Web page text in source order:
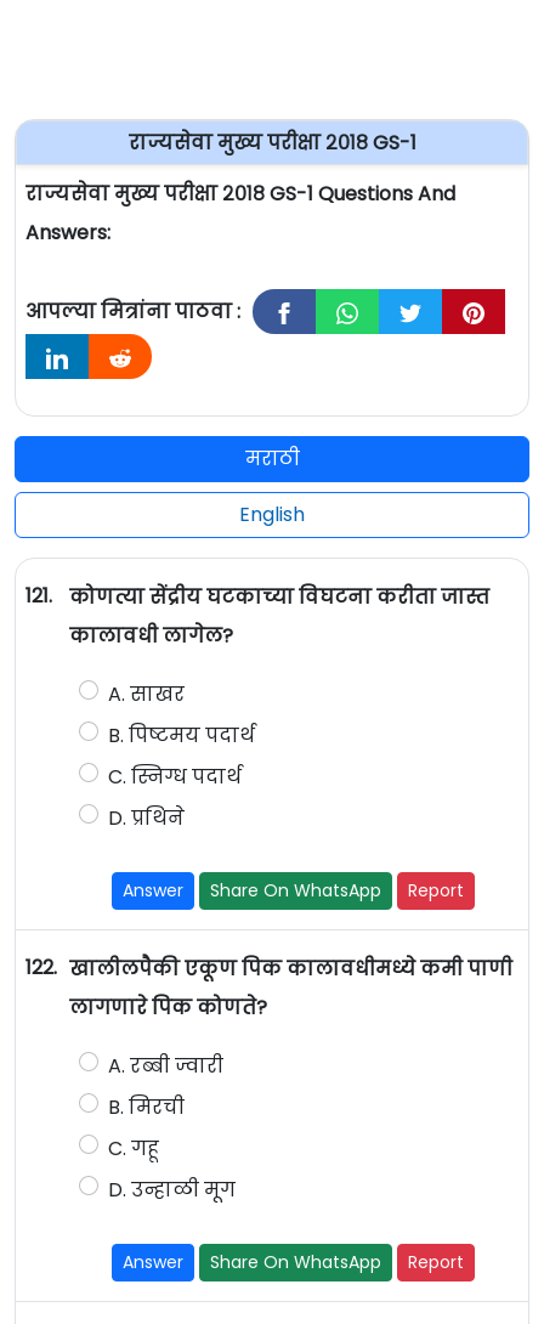
राज्यसेवा मुख्य परीक्षा २०१८ GS-1
राज्यसेवा मुख्य परीक्षा २०१८ GS-1 Questions And
Answers:
आपल्या मित्रांना पाठवा :
मराठी
English
121.
कोणत्या सेंद्रीय घटकाच्या विघटना करीता जास्त
कालावधी लागेल?
A. साखर
B. पिष्टमय पदार्थ
C. स्निग्ध पदार्थ
D. प्रथिने
Answer Share On WhatsApp Report
122. खालीलपैकी एकूण पिक कालावधीमध्ये कमी पाणी
लागणारे पिक कोणते?
A. रब्बी ज्वारी
B. मिरची
C. गहू
D. उन्हाळी मूग
Answer Share On WhatsApp Report